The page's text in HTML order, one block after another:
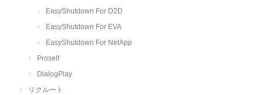
EasyShutdown For D2D
EasyShutdown For EVA
EasyShutdown For NetApp
Proself
DialogPlay
リクルート